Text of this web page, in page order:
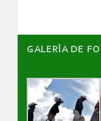
GALERÌA DE